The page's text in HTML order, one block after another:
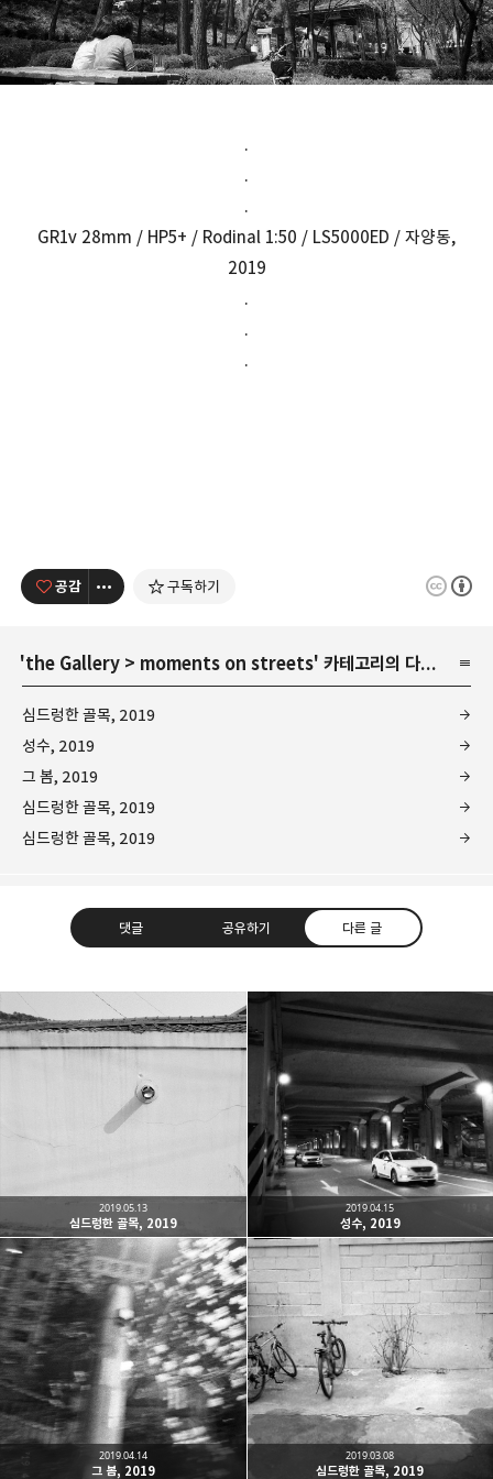
.
.
.
GR1v 28mm / HP5+ / Rodinal 1:50 / LS5000ED / 자양동,
2019
.
.
.
공감 구독하기
'the Gallery > moments on streets' 카테고리의 다른 글
심드렁한 골목, 2019
성수, 2019
그 봄, 2019
심드렁한 골목, 2019
심드렁한 골목, 2019
댓글 공유하기 다른 글
Leica Sisyphus
One must imagine Sisyphus happy.
트위터
밴드 네이버 블로그 Pocket
심드렁한 골목, 2019
2019.05.13
성수, 2019
2019.04.15
그 봄, 2019
2019.04.14
심드렁한 골목, 2019
2019.03.08